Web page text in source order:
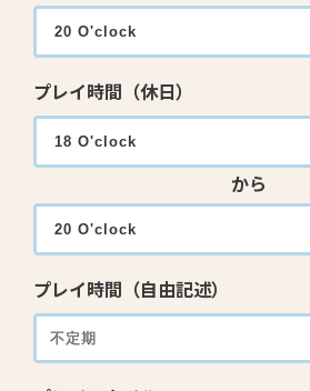
プレイ時間（休日）
から
プレイ時間（自由記述）